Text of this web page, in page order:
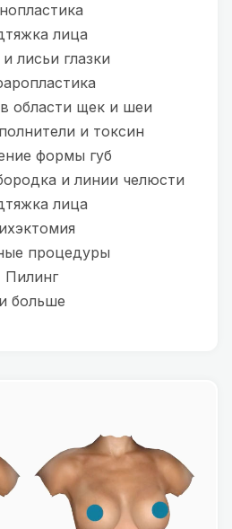
лица
лисьи глазки
области щек и шеи
и токсин
формы губ
и линии челюсти
лица
процедуры
Пилинг
и больше